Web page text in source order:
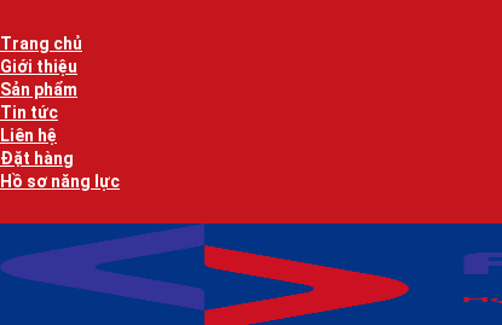
qua
nội
dung
Trang chủ
Giới thiệu
Sản phẩm
Tin tức
Liên hệ
Đặt hàng
Hồ sơ năng lực